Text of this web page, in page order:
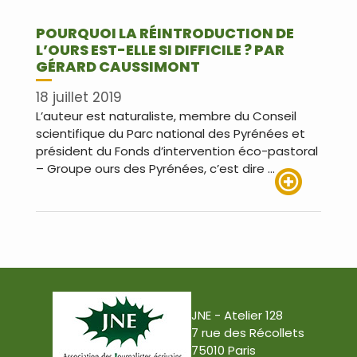
POURQUOI LA RÉINTRODUCTION DE
L’OURS EST-ELLE SI DIFFICILE ? PAR
GÉRARD CAUSSIMONT
18 juillet 2019
L’auteur est naturaliste, membre du Conseil
scientifique du Parc national des Pyrénées et
président du Fonds d’intervention éco-pastoral
– Groupe ours des Pyrénées, c’est dire …
JNE - Atelier 128
7 rue des Récollets
75010 Paris